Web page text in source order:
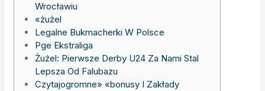
Wrocławiu
«żużel
Legalne Bukmacherki W Polsce
Pge Ekstraliga
Żużel: Pierwsze Derby U24 Za Nami Stal
Lepsza Od Falubazu
Czytajogromne» «bonusy I Zakłady